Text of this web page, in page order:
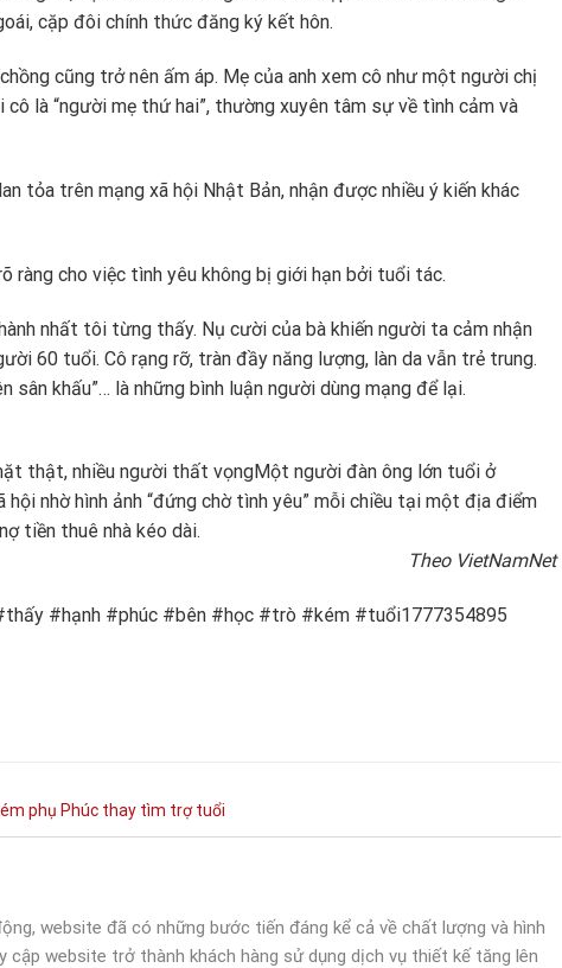
cặp đôi chính thức đăng ký kết hôn.
cũng trở nên ấm áp. Mẹ của anh xem cô như một người chị
là “người mẹ thứ hai”, thường xuyên tâm sự về tình cảm và
tỏa trên mạng xã hội Nhật Bản, nhận được nhiều ý kiến khác
ràng cho việc tình yêu không bị giới hạn bởi tuổi tác.
nhất tôi từng thấy. Nụ cười của bà khiến người ta cảm nhận
60 tuổi. Cô rạng rỡ, tràn đầy năng lượng, làn da vẫn trẻ trung.
sân khấu”… là những bình luận người dùng mạng để lại.
thật, nhiều người thất vọngMột người đàn ông lớn tuổi ở
nhờ hình ảnh “đứng chờ tình yêu” mỗi chiều tại một địa điểm
tiền thuê nhà kéo dài.
Theo VietNamNet
#hạnh #phúc #bên #học #trò #kém #tuổi1777354895
phụ Phúc thay tìm trợ tuổi
website đã có những bước tiến đáng kể cả về chất lượng và hình
cập website trở thành khách hàng sử dụng dịch vụ thiết kế tăng lên